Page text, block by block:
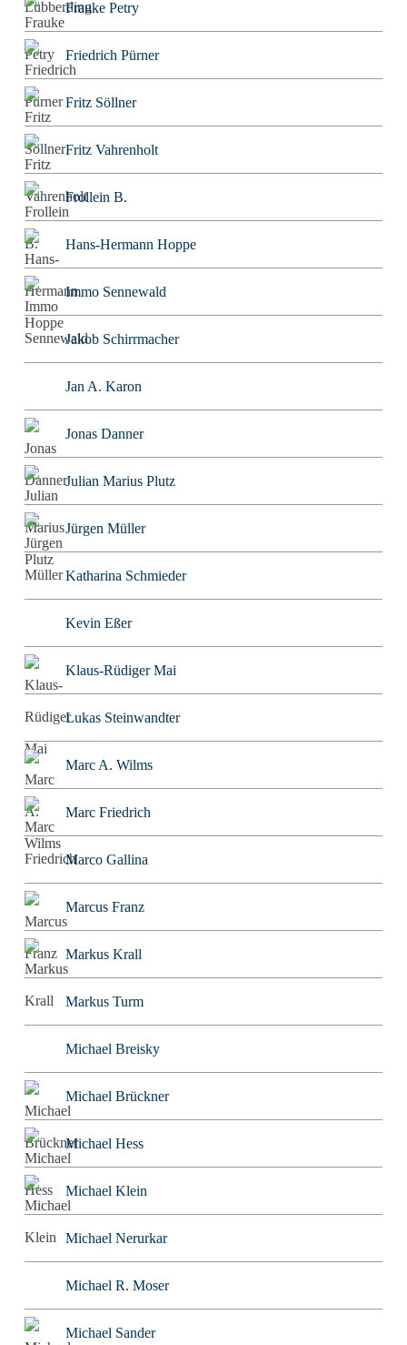
Frauke Petry
Friedrich Pürner
Fritz Söllner
Fritz Vahrenholt
Frollein B.
Hans-Hermann Hoppe
Immo Sennewald
Jakob Schirrmacher
Jan A. Karon
Jonas Danner
Julian Marius Plutz
Jürgen Müller
Katharina Schmieder
Kevin Eßer
Klaus-Rüdiger Mai
Lukas Steinwandter
Marc A. Wilms
Marc Friedrich
Marco Gallina
Marcus Franz
Markus Krall
Markus Turm
Michael Breisky
Michael Brückner
Michael Hess
Michael Klein
Michael Nerurkar
Michael R. Moser
Michael Sander